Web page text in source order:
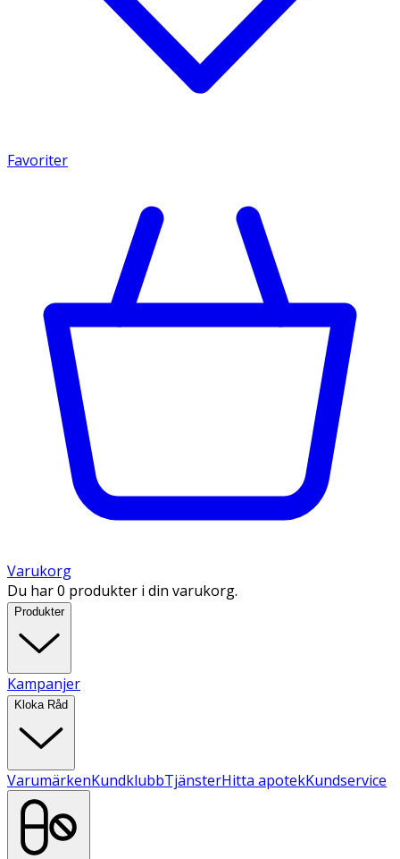
Favoriter
Varukorg
Du har 0 produkter i din varukorg.
Produkter
Kampanjer
Kloka Råd
VarumärkenKundklubbTjänsterHitta apotekKundservice